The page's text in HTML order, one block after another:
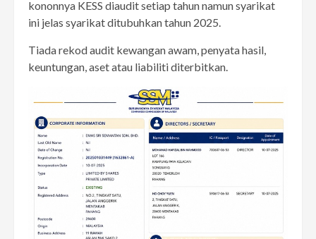
kononnya KESS diaudit setiap tahun namun syarikat
ini jelas syarikat ditubuhkan tahun 2025.
Tiada rekod audit kewangan awam, penyata hasil,
keuntungan, aset atau liabiliti diterbitkan.